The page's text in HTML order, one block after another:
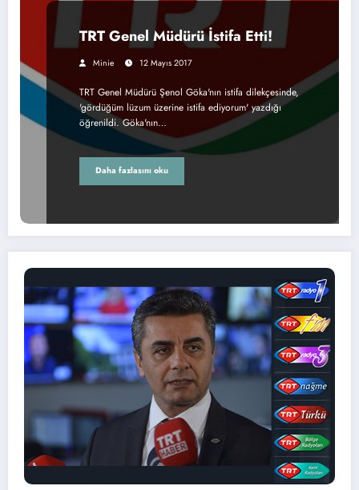
TRT Genel Müdürü İstifa Etti!
Minie 12 Mayıs 2017
TRT Genel Müdürü Şenol Göka'nın istifa dilekçesinde,
'gördüğüm lüzum üzerine istifa ediyorum' yazdığı
öğrenildi. Göka'nın…
Daha fazlasını oku